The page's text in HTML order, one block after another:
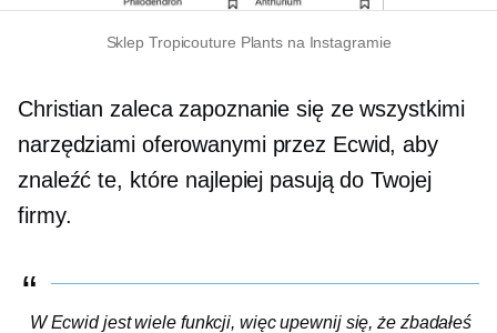
Sklep Tropicouture Plants na Instagramie
Christian zaleca zapoznanie się ze wszystkimi
narzędziami oferowanymi przez Ecwid, aby
znaleźć te, które najlepiej pasują do Twojej
firmy.
W Ecwid jest wiele funkcji, więc upewnij się, że zbadałeś